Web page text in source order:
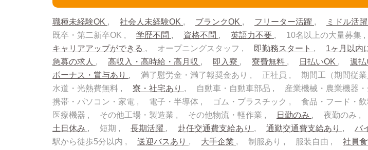
職種未経験OK 社会人未経験OK ブランクOK フリーター活躍 ミドル活躍
既卒・第二新卒OK
学歴不問 資格不問 英語力不要 10名以上の大量募集
キャリアアップができる
オープニングスタッフ 即勤務スタート
1ヶ月以内
急募の求人
高収入・高時給・高月収 即入寮 寮費無料 日払いOK 週払
ボーナス・賞与あり
満了慰労金・満了報奨金あり 正社員
期間工（期間従業
水道・光熱費無料
寮・社宅あり 自動車・自動車部品
産業機械・農業機器
携帯・パソコン・家電
電子・半導体 ゴム・プラスチック 食品・フード・
医療機器
その他工場・製造業 その他物流・軽作業 日勤のみ 夜勤のみ
土日休み
短期 長期活躍 赴任交通費支給あり 通勤交通費支給あり バ
駅から徒歩5分以内
送迎バスあり 大手企業 制服あり 服装自由
社員